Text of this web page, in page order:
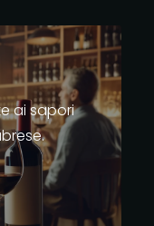
ai sapori